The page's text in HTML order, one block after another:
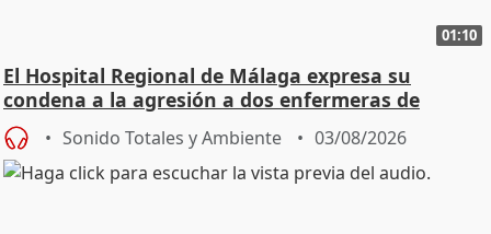
01:10
El Hospital Regional de Málaga expresa su
condena a la agresión a dos enfermeras de
Urgencias
Sonido Totales y Ambiente 03/08/2026